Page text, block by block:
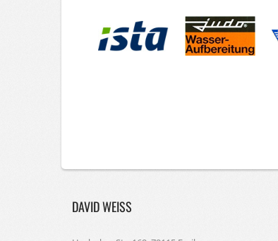
DAVID WEISS